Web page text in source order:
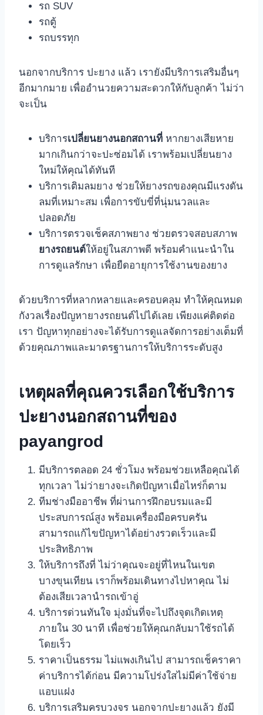
รถ SUV
รถตู้
รถบรรทุก
นอกจากบริการ ปะยาง แล้ว เรายังมีบริการเสริมอื่นๆ
อีกมากมาย เพื่ออำนวยความสะดวกให้กับลูกค้า ไม่ว่า
จะเป็น
บริการเปลี่ยนยางนอกสถานที่ หากยางเสียหาย
มากเกินกว่าจะปะซ่อมได้ เราพร้อมเปลี่ยนยาง
ใหม่ให้คุณได้ทันที
บริการเติมลมยาง ช่วยให้ยางรถของคุณมีแรงดัน
ลมที่เหมาะสม เพื่อการขับขี่ที่นุ่มนวลและ
ปลอดภัย
บริการตรวจเช็คสภาพยาง ช่วยตรวจสอบสภาพ
ยางรถยนต์ให้อยู่ในสภาพดี พร้อมคำแนะนำใน
การดูแลรักษา เพื่อยืดอายุการใช้งานของยาง
ด้วยบริการที่หลากหลายและครอบคลุม ทำให้คุณหมด
กังวลเรื่องปัญหายางรถยนต์ไปได้เลย เพียงแค่ติดต่อ
เรา ปัญหาทุกอย่างจะได้รับการดูแลจัดการอย่างเต็มที่
ด้วยคุณภาพและมาตรฐานการให้บริการระดับสูง
เหตุผลที่คุณควรเลือกใช้บริการ
ปะยางนอกสถานที่ของ
payangrod
มีบริการตลอด 24 ชั่วโมง พร้อมช่วยเหลือคุณได้
ทุกเวลา ไม่ว่ายางจะเกิดปัญหาเมื่อไหร่ก็ตาม
ทีมช่างมืออาชีพ ที่ผ่านการฝึกอบรมและมี
ประสบการณ์สูง พร้อมเครื่องมือครบครัน
สามารถแก้ไขปัญหาได้อย่างรวดเร็วและมี
ประสิทธิภาพ
ให้บริการถึงที่ ไม่ว่าคุณจะอยู่ที่ไหนในเขต
บางขุนเทียน เราก็พร้อมเดินทางไปหาคุณ ไม่
ต้องเสียเวลานำรถเข้าอู่
บริการด่วนทันใจ มุ่งมั่นที่จะไปถึงจุดเกิดเหตุ
ภายใน 30 นาที เพื่อช่วยให้คุณกลับมาใช้รถได้
โดยเร็ว
ราคาเป็นธรรม ไม่แพงเกินไป สามารถเช็คราคา
ค่าบริการได้ก่อน มีความโปร่งใสไม่มีค่าใช้จ่าย
แอบแฝง
บริการเสริมครบวงจร นอกจากปะยางแล้ว ยังมี